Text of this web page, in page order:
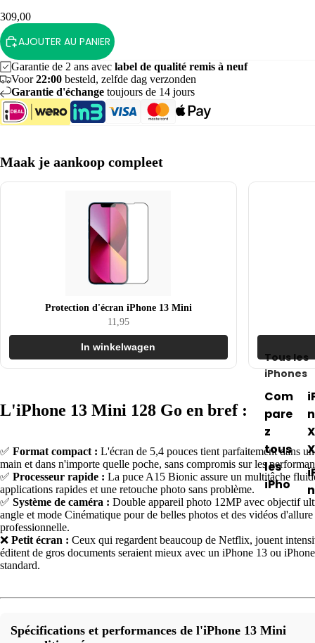
Clavier
Housses
pour
À vendre
Vendez
votre
Vendez
Tous les
iPhones
Com
pare
z
tous
les
iPho
nes
ne
Pro
Pro
iPho
309,00
AJOUTER AU PANIER
Garantie de 2 ans avec label de qualité remis à neuf
Voor22:00 besteld, zelfde dag verzonden
Garantie d'échange toujours de 14 jours
Maak je aankoop compleet
Protection d'écran iPhone 13 Mini
11,95
In winkelwagen
L'iPhone 13 Mini 128 Go en bref :
✅ Format compact : L'écran de 5,4 pouces tient parfaitement dans
main et dans n'importe quelle poche, sans compromis sur les
✅ Processeur rapide : La puce A15 Bionic assure un multitâche
applications rapides et une retouche photo sans problème.
✅ Système de caméra : Double appareil photo 12MP avec objectif
angle et mode Cinématique pour de belles photos et des vidéos d'allure
professionnelle.
❌ Petit écran : Ceux qui regardent beaucoup de Netflix, jouent
éditent de gros documents seraient mieux avec un iPhone 13 ou
standard.
Spécifications et performances de l'iPhone 13 Mini